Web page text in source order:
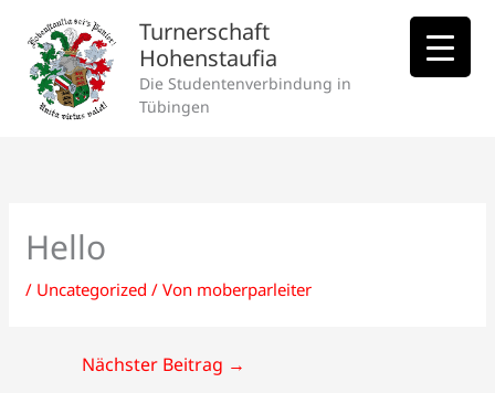
Inhalt
springen
Turnerschaft
Hohenstaufia
Die Studentenverbindung in
Tübingen
Hello
/ Uncategorized / Von moberparleiter
Nächster Beitrag →